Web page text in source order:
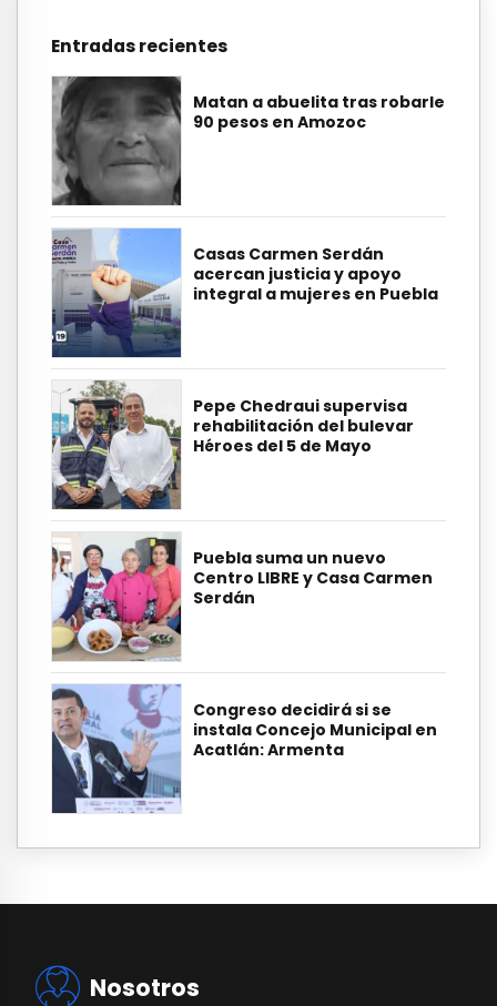
Entradas recientes
Matan a abuelita tras robarle
90 pesos en Amozoc
Casas Carmen Serdán
acercan justicia y apoyo
integral a mujeres en Puebla
Pepe Chedraui supervisa
rehabilitación del bulevar
Héroes del 5 de Mayo
Puebla suma un nuevo
Centro LIBRE y Casa Carmen
Serdán
Congreso decidirá si se
instala Concejo Municipal en
Acatlán: Armenta
Nosotros